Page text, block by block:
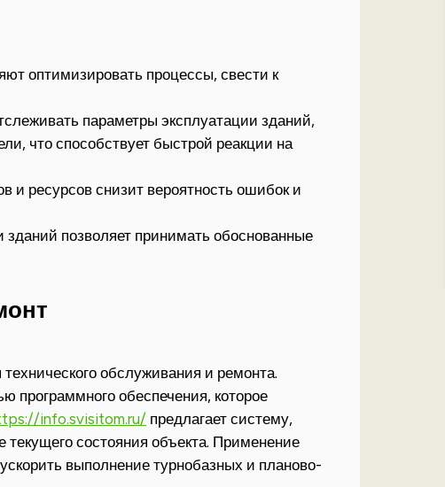
оптимизировать процессы, свести к
параметры эксплуатации зданий,
что способствует быстрой реакции на
и ресурсов снизит вероятность ошибок и
позволяет принимать обоснованные
обслуживания и ремонта.
программного обеспечения, которое
info.svisitom.ru/ предлагает систему,
состояния объекта. Применение
выполнение турнобазных и планово-